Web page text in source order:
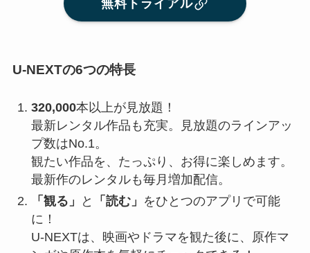
無料トライアル
U-NEXTの6つの特⻑
320,000本以上が⾒放題！
最新レンタル作品も充実。⾒放題のラインアッ
プ数はNo.1。
観たい作品を、たっぷり、お得に楽しめます。
最新作のレンタルも毎月増加配信。
「観る」
と 「読む」 をひとつのアプリで可能
に！
U-NEXTは、映画やドラマを観た後に、原作マ